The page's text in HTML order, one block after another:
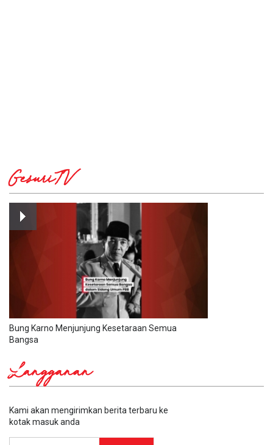
GesuriTV
Bung Karno Menjunjung Kesetaraan Semua
Bangsa
Langganan
Kami akan mengirimkan berita terbaru ke
kotak masuk anda